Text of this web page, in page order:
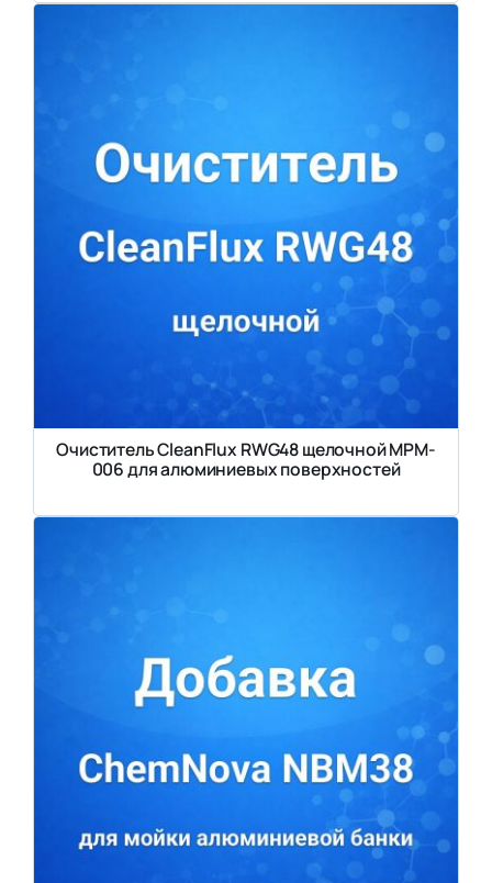
Очиститель CleanFlux RWG48 щелочной MPM-
006 для алюминиевых поверхностей